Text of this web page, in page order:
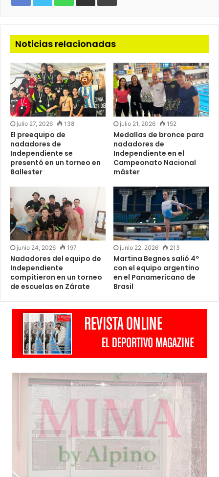
mail
Noticias relacionadas
julio 27, 2026 138
El preequipo de
nadadores de
Independiente se
presentó en un torneo en
Ballester
julio 21, 2026 152
Medallas de bronce para
nadadores de
Independiente en el
Campeonato Nacional
máster
junio 24, 2026 197
Nadadores del equipo de
Independiente
compitieron en un torneo
de escuelas en Zárate
junio 22, 2026 213
Martina Begnes salió 4º
con el equipo argentino
en el Panamericano de
Brasil